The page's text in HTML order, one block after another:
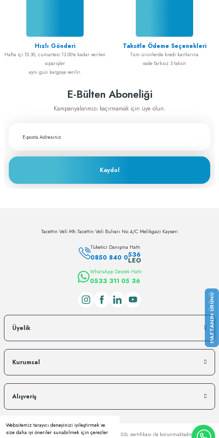
Websitemiz tarayıcı deneyinizi iyileştirmek ve
size daha iyi öneriler sunabilmek için çerezler
Cerrahiye yönelik tüm ihtiyaçlarımı
greftburada.com'dan karşılıyorum. Son
derece memnunum
Greftburada çok profesyonel bir şirket bu
sahip
Hızlı Gönderi
Hafta içi 15.30, cumartesi 13.00'e kadar verilen
siparişler
aynı gün kargoya verilir.
Taksitle Ödeme Seçenekleri
Tüm ürünlerde kredi kartlarına
vade farksız 3 taksit
E-Bülten Aboneliği
Kampanyalarımızı kaçırmamak için üye olun.
Kaydol
Tacettin Veli Mh.Tacettin Veli Bulvarı No:4/C Melikgazi Kayseri
Tüketici Danışma Hattı
0850 840 0536
LEO
WhatsApp Destek Hattı
0533 311 05 36
Üyelik
Kurumsal
Alışveriş
Copyright © Kredi kartı bilgileriniz 256bit SSL sertifikası ile korunmaktadır.